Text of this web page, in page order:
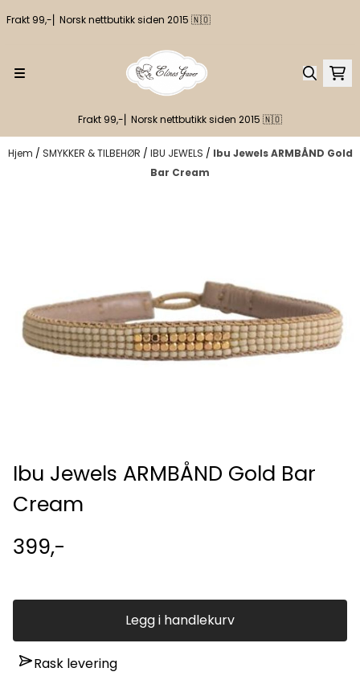
Hopp til innhold
Frakt 99,-⎢ Norsk nettbutikk siden 2015 🇳🇴
Frakt 99,-⎢ Norsk nettbutikk siden 2015 🇳🇴
Hjem / SMYKKER & TILBEHØR / IBU JEWELS / Ibu Jewels ARMBÅND Gold
Bar Cream
Ibu Jewels ARMBÅND Gold Bar
Cream
399,-
Legg i handlekurv
Rask levering